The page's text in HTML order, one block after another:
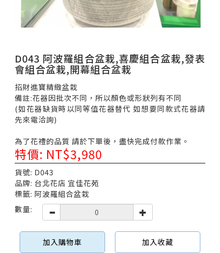
D043 阿波羅組合盆栽,喜慶組合盆栽,發表
會組合盆栽,開幕組合盆栽
招財進寶精緻盆栽
備註:花器因批次不同，所以顏色或形狀列有不同
(如花器缺貨時以同等值花器替代 如想要同款式花器請
先來電洽詢)
為了花禮的品質 請於下單後，盡快完成付款作業。
特價: NT$3,980
貨號: D043
品牌: 台北花店 宜佳花苑
標籤: 阿波羅組合盆栽
數量:
加入購物車 加入收藏